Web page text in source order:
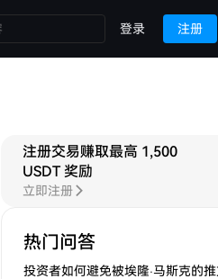
登录 注册
注册交易赚取最高 1,500
USDT 奖励
立即注册
热门问答